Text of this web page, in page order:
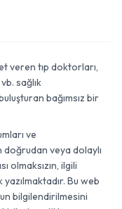
veren tıp doktorları,
sağlık
bağımsız bir
ve
veya dolaylı
olmaksızın, ilgili
Bu web
bilgilendirilmesini